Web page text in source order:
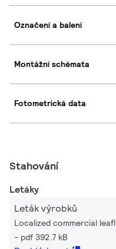
Označení a balení
Montážní schémata
Fotometrická data
Stahování
Letáky
Leták výrobků
Localized commercial
pdf 392.7 kB